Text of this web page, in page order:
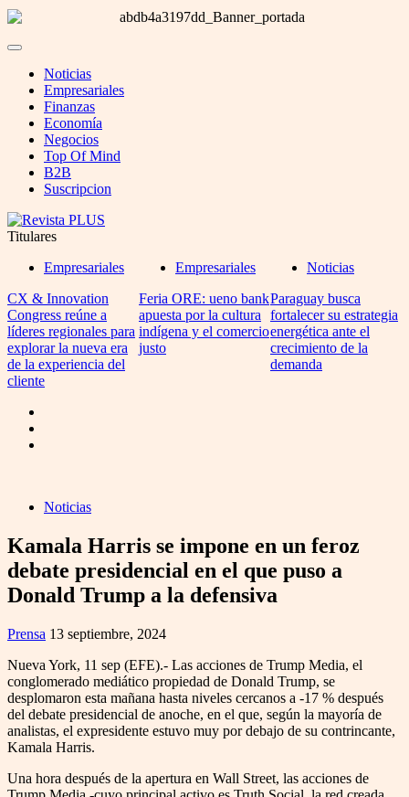
Noticias
Empresariales
Finanzas
Economía
Negocios
Top Of Mind
B2B
Suscripcion
Titulares
Empresariales
CX & Innovation
Congress reúne a
líderes regionales para
explorar la nueva era
de la experiencia del
cliente
Empresariales
Feria ORE: ueno bank
apuesta por la cultura
indígena y el comercio
justo
Noticias
Paraguay busca
fortalecer su estrategia
energética ante el
crecimiento de la
demanda
Noticias
Kamala Harris se impone en un feroz
debate presidencial en el que puso a
Donald Trump a la defensiva
Prensa 13 septiembre, 2024
Nueva York, 11 sep (EFE).- Las acciones de Trump Media, el
conglomerado mediático propiedad de Donald Trump, se
desplomaron esta mañana hasta niveles cercanos a -17 % después
del debate presidencial de anoche, en el que, según la mayoría de
analistas, el expresidente estuvo muy por debajo de su contrincante,
Kamala Harris.
Una hora después de la apertura en Wall Street, las acciones de